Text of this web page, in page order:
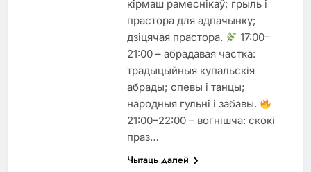
кірмаш рамеснікаў; грыль і
прастора для адпачынку;
дзіцячая прастора.
17:00–
21:00 – абрадавая частка:
традыцыйныя купальскія
абрады; спевы і танцы;
народныя гульні і забавы.
21:00–22:00 – вогнішча: скокі
праз…
Чытаць далей